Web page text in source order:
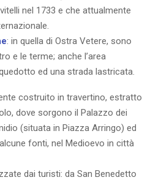
nel 1733 e che attualmente
: in quella di Ostra Vetere, sono
e le terme; anche l’area
ed una strada lastricata.
costruito in travertino, estratto
dove sorgono il Palazzo dei
(situata in Piazza Arringo) ed
fonti, nel Medioevo in città
dai turisti: da San Benedetto